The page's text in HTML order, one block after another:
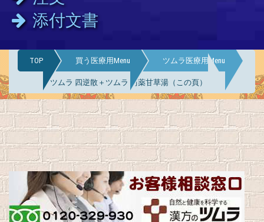
添付文書
TOP 買う医療用Menu ツムラ医療用Menu
ツムラ 四逆散＋ツムラ 芍薬甘草湯（この頁）